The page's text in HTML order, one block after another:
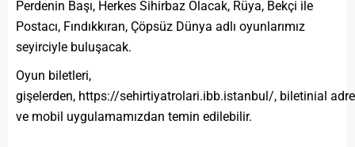
Perdenin Başı, Herkes Sihirbaz Olacak, Rüya, Bekçi ile
Postacı, Fındıkkıran, Çöpsüz Dünya adlı oyunlarımız
seyirciyle buluşacak.
Oyun biletleri,
gişelerden, https://sehirtiyatrolari.ibb.istanbul/, biletinial
ve mobil uygulamamızdan temin edilebilir.